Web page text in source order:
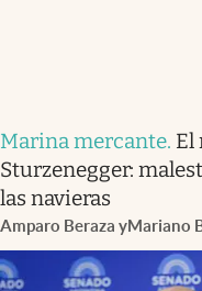
Marina mercante. El
Sturzenegger:
las navieras
Amparo Beraza yMariano